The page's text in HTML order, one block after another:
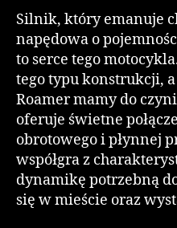
Silnik, który emanuje
napędowa o
to serce tego
tego typu konstrukcji,
Roamer mamy do
oferuje świetne
obrotowego i płynnej
współgra z
dynamikę potrzebną
się w mieście oraz